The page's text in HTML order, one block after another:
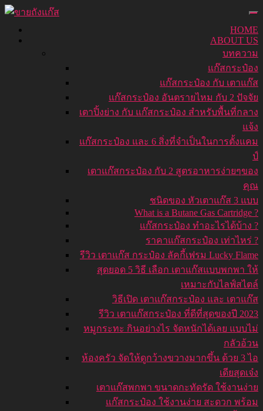
HOME
ABOUT US
บทความ
แก๊สกระป๋อง
แก๊สกระป๋อง กับ เตาแก๊ส
แก๊สกระป๋อง อันตรายไหม กับ 2 ปัจจัย
เตาปิ้งย่าง กับ แก๊สกระป๋อง สำหรับพื้นที่กลาง
แจ้ง
แก๊สกระป๋อง และ 6 สิ่งที่จำเป็นในการตั้งแคม
ป์
เตาแก๊สกระป๋อง กับ 2 สูตรอาหารง่ายๆของ
คุณ
ชนิดของ หัวเตาแก๊ส 3 แบบ
What is a Butane Gas Cartridge ?
แก๊สกระป๋อง ทำอะไรได้บ้าง ?
ราคาแก๊สกระป๋อง เท่าไหร่ ?
รีวิว เตาแก๊ส กระป๋อง ลัคกี้เฟรม Lucky Flame
สุดยอด 5 วิธี เลือก เตาแก๊สแบบพกพา ให้
เหมาะกับไลฟ์สไตล์
วิธีเปิด เตาแก๊สกระป๋อง และ เตาแก๊ส
รีวิว เตาแก๊สกระป๋อง ที่ดีที่สุดของปี 2023
หมูกระทะ กินอย่างไร จัดหนักได้เลย แบบไม่
กลัวอ้วน
ห้องครัว จัดให้ดูกว้างขวางมากขึ้น ด้วย 3 ไอ
เดียสุดเจ๋ง
เตาแก๊สพกพา ขนาดกะทัดรัด ใช้งานง่าย
แก๊สกระป๋อง ใช้งานง่าย สะดวก พร้อม